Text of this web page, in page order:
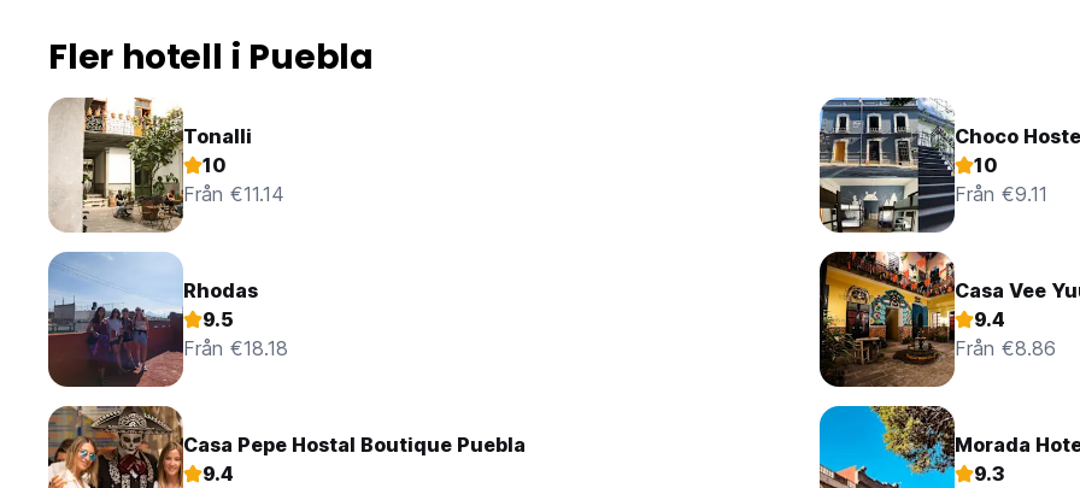
Fler hotell i Puebla
Tonalli
10
Från €11.14
Choco
10
Från €9.11
Rhodas
9.5
Från €18.18
Casa Vee
9.4
Från €8.86
Casa Pepe Hostal Boutique Puebla
9.4
Morada
9.3